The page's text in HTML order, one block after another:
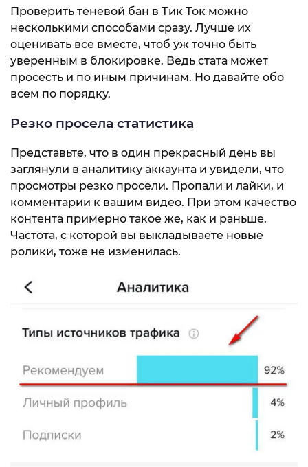
Проверить теневой бан в Тик Ток можно
несколькими способами сразу. Лучше их
оценивать все вместе, чтоб уж точно быть
уверенным в блокировке. Ведь стата может
просесть и по иным причинам. Но давайте обо
всем по порядку.
Резко просела статистика
Представьте, что в один прекрасный день вы
заглянули в аналитику аккаунта и увидели, что
просмотры резко просели. Пропали и лайки, и
комментарии к вашим видео. При этом качество
контента примерно такое же, как и раньше.
Частота, с которой вы выкладываете новые
ролики, тоже не изменилась.